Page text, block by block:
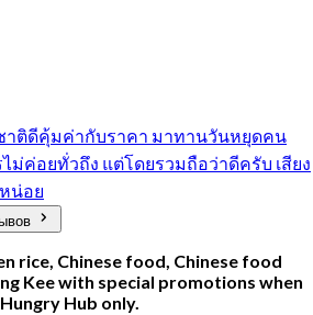
ติดีคุ้มค่ากับราคา มาทานวันหยุดคน
ม่ค่อยทั่วถึง แต่โดยรวมถือว่าดีครับ เสียง
น่อย
rice, Chinese food, Chinese food
Kee with special promotions when
Hub only.